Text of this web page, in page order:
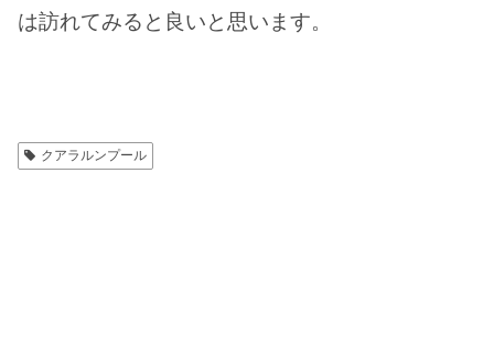
は訪れてみると良いと思います。
クアラルンプール